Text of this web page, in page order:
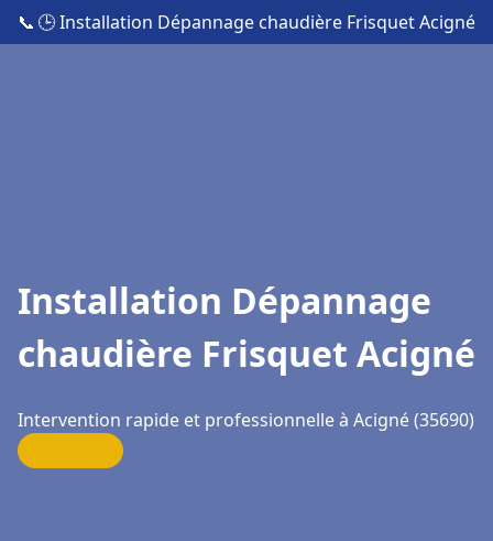
📞 🕒 Installation Dépannage chaudière Frisquet Acigné
Installation Dépannage
chaudière Frisquet Acigné
Intervention rapide et professionnelle à Acigné (35690)